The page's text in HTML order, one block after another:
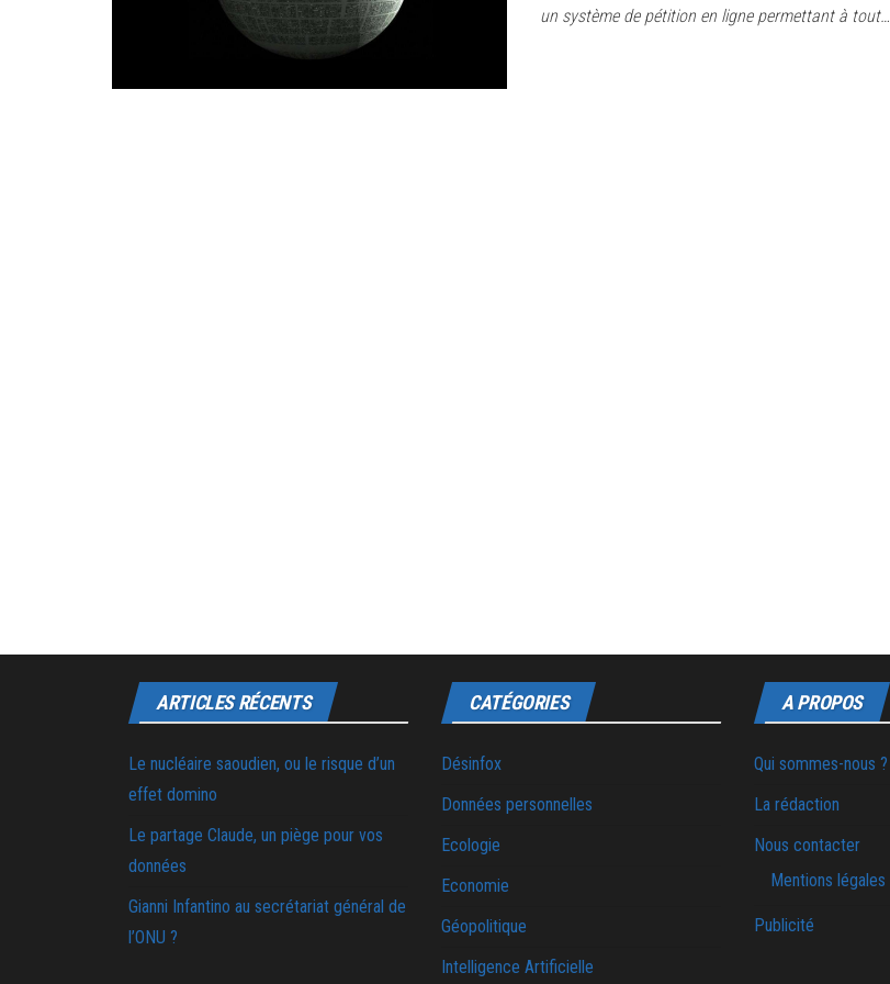
un système de pétition en ligne permettant à tout…
ARTICLES RÉCENTS
Le nucléaire saoudien, ou le risque d’un
effet domino
Le partage Claude, un piège pour vos
données
Gianni Infantino au secrétariat général de
l’ONU ?
CATÉGORIES
Désinfox
Données personnelles
Ecologie
Economie
Géopolitique
Intelligence Artificielle
A PROPOS
Qui sommes-nous ?
La rédaction
Nous contacter
Mentions légales
Publicité